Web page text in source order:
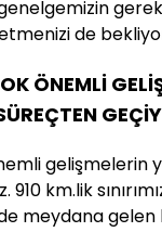
de
ÖNEMLİ
gelişmelerin
km.lik
meydana gelen